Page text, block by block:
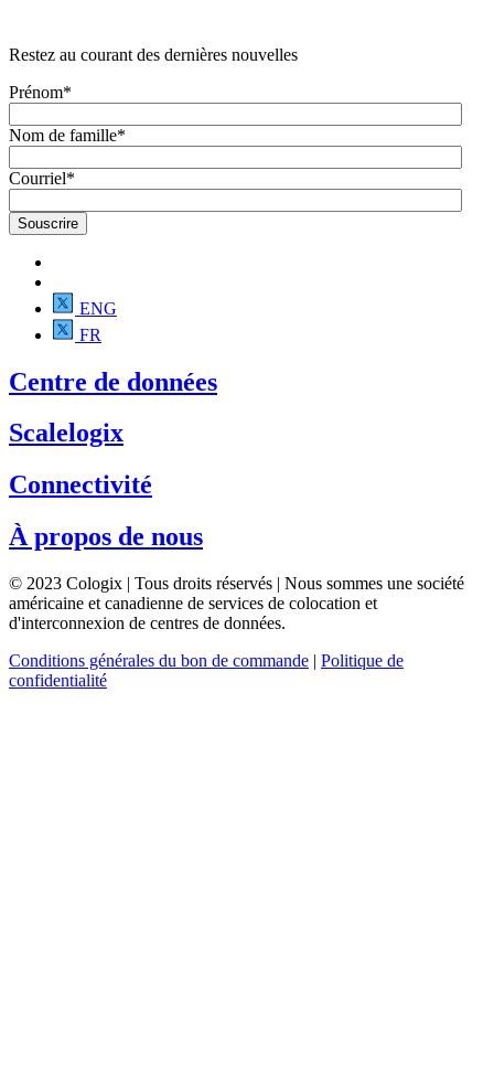
Restez au courant des dernières nouvelles
Prénom*
Nom de famille*
Courriel*
ENG
FR
Centre de données
Scalelogix
Connectivité
À propos de nous
© 2023 Cologix | Tous droits réservés | Nous sommes une société
américaine et canadienne de services de colocation et
d'interconnexion de centres de données.
Conditions générales du bon de commande | Politique de
confidentialité